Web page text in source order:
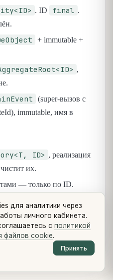
. ID final .
+ immutable +
,
(super-вызов с
immutable, имя в
ID> , реализация
их.
— только по ID.
по домену.
для аналитики через
личного кабинета.
с политикой
файлов cookie.
Принять